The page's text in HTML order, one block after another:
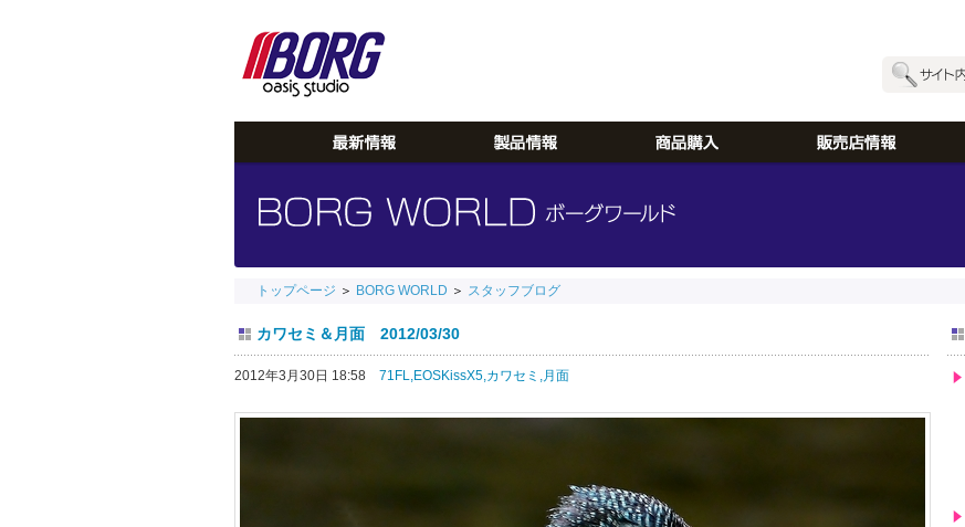
トップページ ＞ BORG WORLD ＞ スタッフブログ
カワセミ＆月面 2012/03/30
2012年3月30日 18:58 71FL,EOSKissX5,カワセミ,月面